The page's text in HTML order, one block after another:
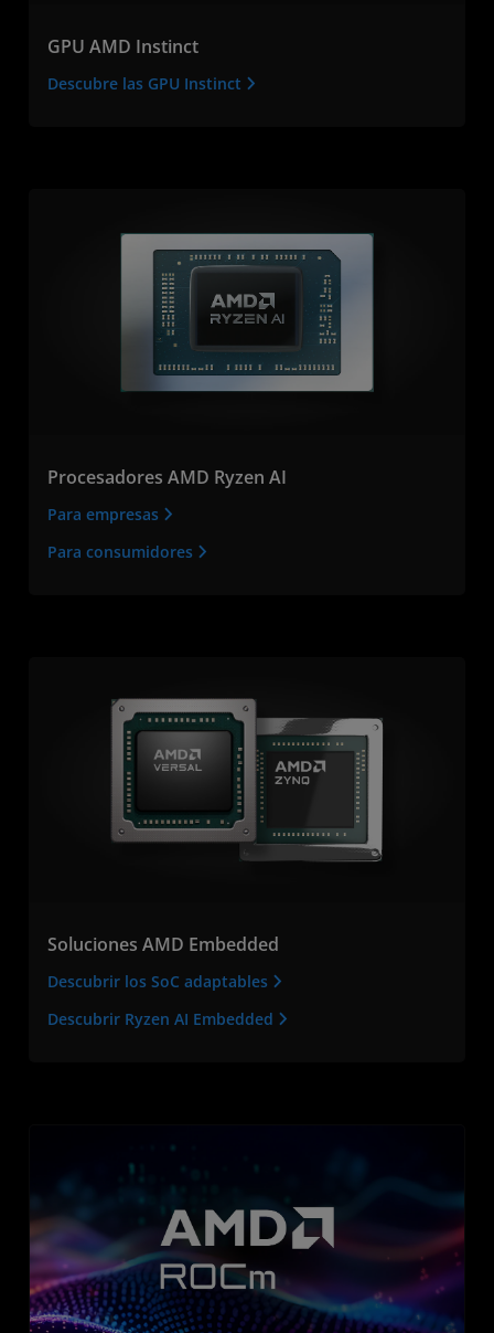
GPU AMD Instinct
Descubre las GPU Instinct
Procesadores AMD Ryzen AI
Para empresas
Para consumidores
Soluciones AMD Embedded
Descubrir los SoC adaptables
Descubrir Ryzen AI Embedded